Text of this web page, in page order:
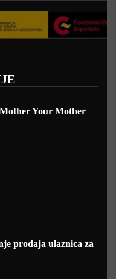
Your Mother
prodaja ulaznica za